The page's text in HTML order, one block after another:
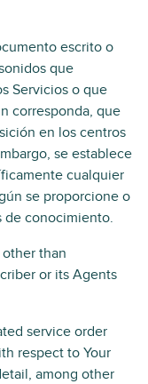
escrito o
que
Servicios o que
corresponda, que
en los centros
se establece
cualquier
se proporcione o
de conocimiento.
than
or its Agents
service order
respect to Your
among other